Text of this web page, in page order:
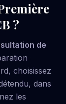
?
de
choisissez
dans
les